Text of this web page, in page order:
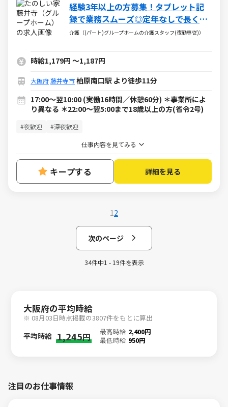
経験3年以上の方募集！タブレット記
録で業務スムーズ◎定年なしで長く稼
げる夜勤専従
介護（(パート)グループホームの介護スタッフ(夜勤専従)）
時給1,179円 ～1,187円
大阪府藤井寺市柏原南口駅 より徒歩11分
17:00～翌10:00 (実働16時間／休憩60分) ＊事業所によ
り異なる ＊22:00～翌5:00まで18歳以上の方(省令2号)
#夜歓迎 #深夜歓迎
仕事内容を見てみる
キープする 詳細を見る
12
次のページ
34件中1 - 19件を表示
大阪府の平均時給
※ 08月03日時点掲載の3807件をもとに算出
平均時給 1,245円 最高時給 2,400円
最低時給 950円
注目のお仕事情報